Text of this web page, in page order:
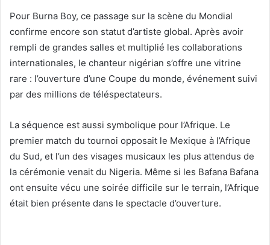
Pour Burna Boy, ce passage sur la scène du Mondial
confirme encore son statut d’artiste global. Après avoir
rempli de grandes salles et multiplié les collaborations
internationales, le chanteur nigérian s’offre une vitrine
rare : l’ouverture d’une Coupe du monde, événement suivi
par des millions de téléspectateurs.
La séquence est aussi symbolique pour l’Afrique. Le
premier match du tournoi opposait le Mexique à l’Afrique
du Sud, et l’un des visages musicaux les plus attendus de
la cérémonie venait du Nigeria. Même si les Bafana Bafana
ont ensuite vécu une soirée difficile sur le terrain, l’Afrique
était bien présente dans le spectacle d’ouverture.